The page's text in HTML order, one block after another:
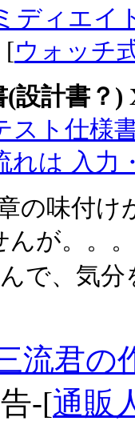
ディエイ
[ウォッチ
(設計書？)
スト仕様
れは 入力
の味付け
んが。。。
で、気分
流君の
-[通販